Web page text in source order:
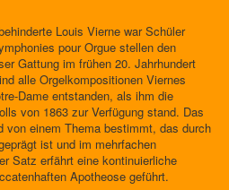
Louis Vierne war Schüler
pour Orgue stellen den
Gattung im frühen 20. Jahrhundert
alle Orgelkompositionen Viernes
Dame entstanden, als ihm die
von 1863 zur Verfügung stand. Das
von einem Thema bestimmt, das durch
ist und im mehrfachen
Satz erfährt eine kontinuierliche
Apotheose geführt.